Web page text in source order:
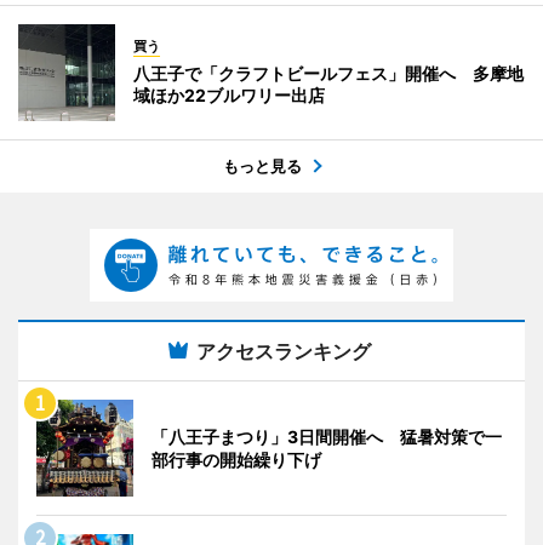
買う
八王子で「クラフトビールフェス」開催へ 多摩地
域ほか22ブルワリー出店
もっと見る
アクセスランキング
「八王子まつり」3日間開催へ 猛暑対策で一
部行事の開始繰り下げ